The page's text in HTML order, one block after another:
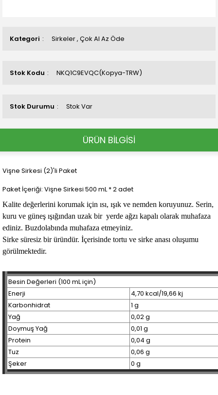
Kategori Sirkeler, Çok Al Az Öde
Stok Kodu NKQ1C9EVQC(Kopya-TRW)
Stok Durumu Stok Var
ÜRÜN BİLGİSİ
Vişne Sirkesi (2)'li Paket
Paket İçeriği: Vişne Sirkesi 500 mL * 2 adet
Kalite değerlerini korumak için ısı, ışık ve nemden koruyunuz. Serin,
kuru ve güneş ışığından uzak bir yerde ağzı kapalı olarak muhafaza
ediniz. Buzdolabında muhafaza etmeyiniz.
Sirke süresiz bir üründür. İçerisinde tortu ve sirke anası oluşumu
görülmektedir.
Besin Değerleri (100 mL için)
Enerji
4,70 kcal/19,66 kj
Karbonhidrat
1 g
Yağ
0,02 g
Doymuş Yağ
0,01 g
Protein
0,04 g
Tuz
0,06 g
Şeker
0 g